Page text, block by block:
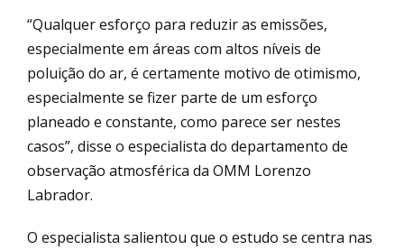
“Qualquer esforço para reduzir as emissões,
especialmente em áreas com altos níveis de
poluição do ar, é certamente motivo de otimismo,
especialmente se fizer parte de um esforço
planeado e constante, como parece ser nestes
casos”, disse o especialista do departamento de
observação atmosférica da OMM Lorenzo
Labrador.
O especialista salientou que o estudo se centra nas